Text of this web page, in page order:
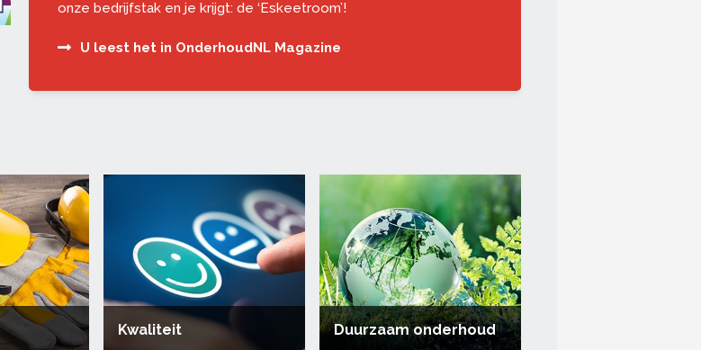
onze bedrijfstak en je krijgt: de ‘Eskeetroom’!
U leest het in OnderhoudNL Magazine
Kwaliteit Duurzaam onderhoud